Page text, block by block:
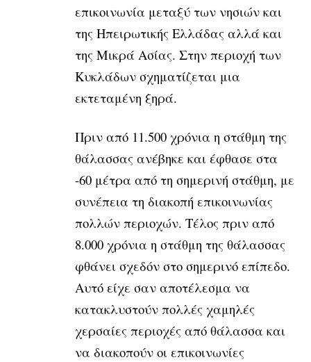
επικοινωνία μεταξύ των νησιών και
της Ηπειρωτικής Ελλάδας αλλά και
της Μικρά Ασίας. Στην περιοχή των
Κυκλάδων σχηματίζεται μια
εκτεταμένη ξηρά.
Πριν από 11.500 χρόνια η στάθμη της
θάλασσας ανέβηκε και έφθασε στα
-60 μέτρα από τη σημερινή στάθμη, με
συνέπεια τη διακοπή επικοινωνίας
πολλών περιοχών. Τέλος πριν από
8.000 χρόνια η στάθμη της θάλασσας
φθάνει σχεδόν στο σημερινό επίπεδο.
Αυτό είχε σαν αποτέλεσμα να
κατακλυστούν πολλές χαμηλές
χερσαίες περιοχές από θάλασσα και
να διακοπούν οι επικοινωνίες